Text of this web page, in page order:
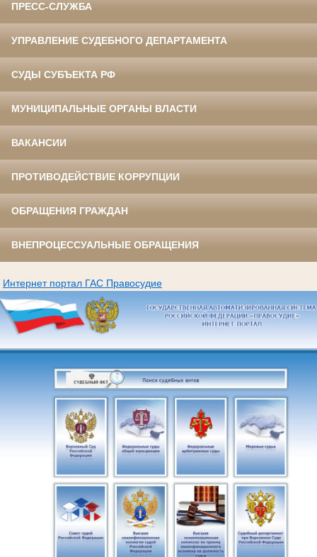
ПРЕСС-СЛУЖБА
УПРАВЛЕНИЕ СУДЕБНОГО ДЕПАРТАМЕНТА
СУДЫ СУБЪЕКТА РФ
МУНИЦИПАЛЬНЫЕ ОРГАНЫ ВЛАСТИ
ВАКАНСИИ
ПРОТИВОДЕЙСТВИЕ КОРРУПЦИИ
ОБРАЩЕНИЯ ГРАЖДАН
ВНЕПРОЦЕССУАЛЬНЫЕ ОБРАЩЕНИЯ
Интернет портал ГАС Правосудие